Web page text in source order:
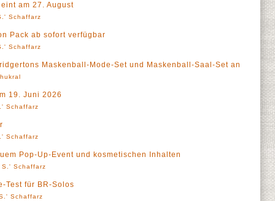
am 27. August
Schaffarz
Pack ab sofort verfügbar
Schaffarz
Maskenball-Mode-Set und Maskenball-Saal-Set an
19. Juni 2026
Schaffarz
Schaffarz
Pop-Up-Event und kosmetischen Inhalten
S.' Schaffarz
Test für BR-Solos
Schaffarz